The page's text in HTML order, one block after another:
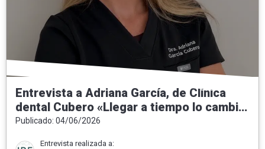
Entrevista a Adriana García, de Clínica
dental Cubero «Llegar a tiempo lo cambia
todo»
Publicado: 04/06/2026
Entrevista realizada a: